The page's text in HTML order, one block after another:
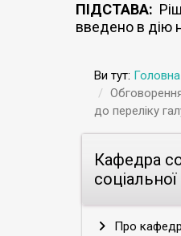
ПІДСТАВА:
введено в дію
Ви тут: Головна
до переліку
Кафедра
Про